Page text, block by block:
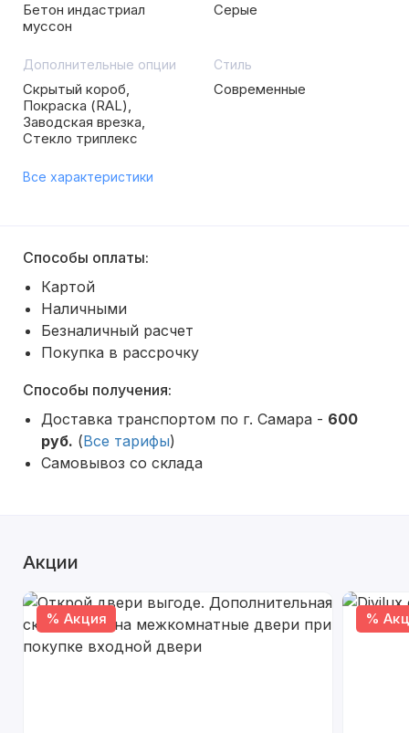
Бетон индастриал
муссон
Серые
Дополнительные опции
Скрытый короб,
Покраска (RAL),
Заводская врезка,
Стекло триплекс
Стиль
Современные
Все характеристики
Способы оплаты:
Картой
Наличными
Безналичный расчет
Покупка в рассрочку
Способы получения:
Доставка транспортом по г. Самара - 600
руб. (Все тарифы)
Самовывоз со склада
Акции
% Акция %